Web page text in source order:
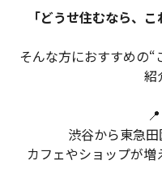
賃貸物件一覧
「どうせ住むなら、
そんな方におすすめの
紹
渋谷から東急田
カフェやショップが増